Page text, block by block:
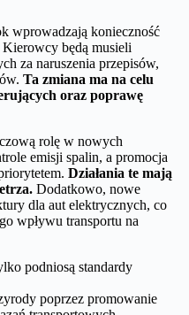
wprowadzają konieczność
będą musieli
za naruszenia przepisów,
Ta zmiana ma na celu
oraz poprawę
rolę w nowych
emisji spalin, a promocja
Działania te mają
Dodatkowo, nowe
dla aut elektrycznych, co
wpływu transportu na
podniosą standardy
poprzez promowanie